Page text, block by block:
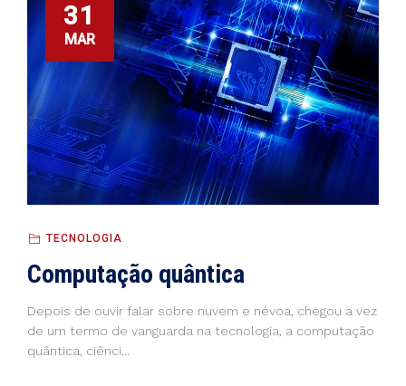
31
MAR
TECNOLOGIA
Computação quântica
Depois de ouvir falar sobre nuvem e névoa, chegou a vez
de um termo de vanguarda na tecnologia, a computação
quântica, ciênci...